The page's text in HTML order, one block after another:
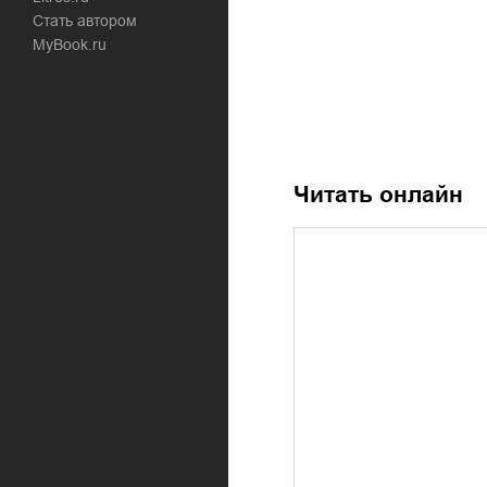
Стать автором
MyBook.ru
Читать онлайн